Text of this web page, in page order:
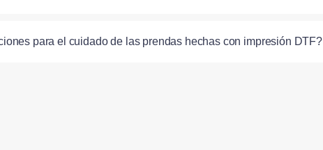
para el cuidado de las prendas hechas con impresión DTF?